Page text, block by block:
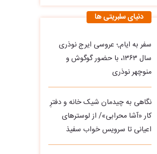
دنیای سلبریتی ها
سفر به ایام,؛ عروسی ایرج نوذری
سال ۱۳۶۳، با حضور گوگوش و
منوچهر نوذری
نگاهی به چیدمان شیک خانه و دفترِ
کار «آشا محرابی»/ از لوسترهای
اعیانی تا سرویس خواب سفیذ